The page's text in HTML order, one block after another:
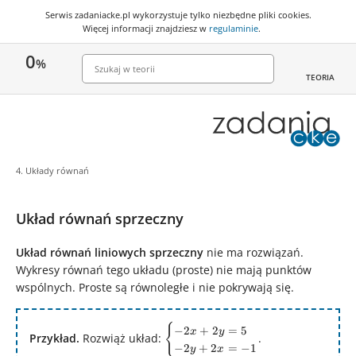
Serwis zadaniacke.pl wykorzystuje tylko niezbędne pliki cookies.
Więcej informacji znajdziesz w regulaminie.
0%
TEORIA
4. Układy równań
Układ równań sprzeczny
Układ równań liniowych sprzeczny nie ma rozwiązań.
Wykresy równań tego układu (proste) nie mają punktów
wspólnych. Proste są równoległe i nie pokrywają się.
Przykład. Rozwiąż układ:
\begin{cases}
-2x + 2y = 5
{ −2x + 2y = 5
−2y + 2x = −1
.